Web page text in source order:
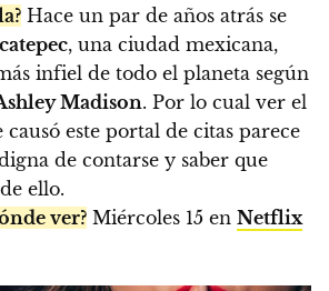
Hace un par de años atrás se
, una ciudad mexicana,
infiel de todo el planeta según
Madison. Por lo cual ver el
este portal de citas parece
de contarse y saber que
ello.
ver? Miércoles 15 en Netflix